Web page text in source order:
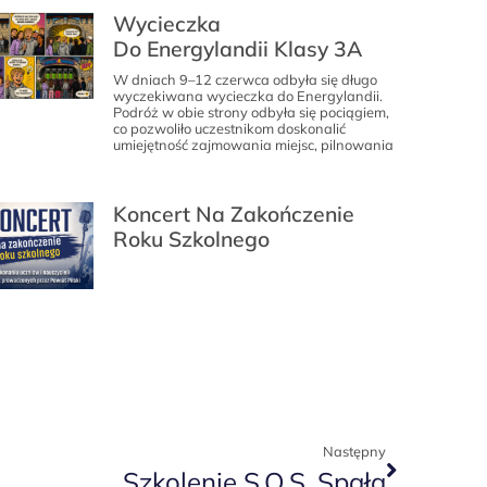
Wycieczka
Do Energylandii Klasy 3A
W dniach 9–12 czerwca odbyła się długo
wyczekiwana wycieczka do Energylandii.
Podróż w obie strony odbyła się pociągiem,
co pozwoliło uczestnikom doskonalić
umiejętność zajmowania miejsc, pilnowania
Koncert Na Zakończenie
Roku Szkolnego
Następny